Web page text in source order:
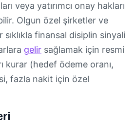
veya yatırımcı onay hakları
Olgun özel şirketler ve
sıklıkla finansal disiplin sinyali
gelir sağlamak için resmi
kurar (hedef ödeme oranı,
fazla nakit için özel